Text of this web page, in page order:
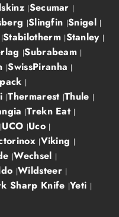
Secumar
Slingfin Snigel
Stabilotherm Stanley
Subrabeam
SwissPiranha
Thermarest Thule
Trekn Eat
UCO Uco
Viking
Wechsel
Wildsteer
Sharp Knife Yeti